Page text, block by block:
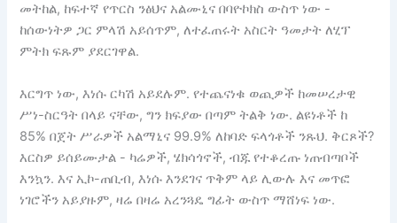
መትከል, ከፍተኛ የጥርስ ንፅህና አልሙኒና በባዮኮክስ ውስጥ ነው -
ከሰውነትዎ ጋር ምላሽ አይሰጥም, ለተፈጠሩት አስርት ዓመታት ለሂፕ
ምትክ ፍጹም ያደርገዋል.
እርግጥ ነው, እነሱ ርካሽ አይደሉም. የተጨናነቁ ወጪዎች ከመሠረታዊ
ሥነ-ስርዓት በላይ ናቸው, ግን ክፍያው በጣም ትልቅ ነው. ልዩነቶች ከ
85% በጀት ሥራዎች አልማኒና 99.9% ለከባድ ፍላጎቶች ንጹህ. ቅርጾች?
እርስዎ ይሰይሙታል - ካሬዎች, ሄክሳጎኖች, ብጁ የተቆረጡ ነጠብጣቦች
እንኳን. እና ኢኮ-ጠቢብ, እነሱ እንደገና ጥቅም ላይ ሊውሉ እና መጥፎ
ነገሮችን አይያዙም, ዛሬ በዛሬ አረንጓዴ ግፊት ውስጥ ማሸነፍ ነው.